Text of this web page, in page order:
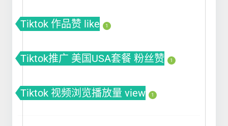
Tiktok 作品赞 like 1
Tiktok推广 美国USA套餐 粉丝赞 1
Tiktok 视频浏览播放量 view 1